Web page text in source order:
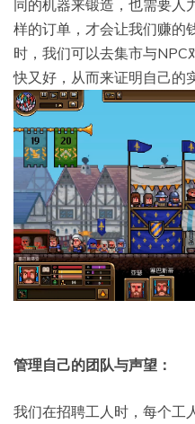
同的机器来锻造，也需要人
样的订单，才会让我们赚的
时，我们可以去集市与NPC
快又好，从而来证明自己的
管理自己的团队与声望：
我们在招聘工人时，每个工